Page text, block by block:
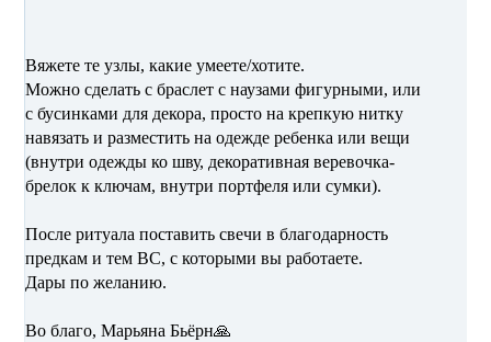
Вяжете те узлы, какие умеете/хотите.
Можно сделать с браслет с наузами фигурными, или
с бусинками для декора, просто на крепкую нитку
навязать и разместить на одежде ребенка или вещи
(внутри одежды ко шву, декоративная веревочка-
брелок к ключам, внутри портфеля или сумки).
После ритуала поставить свечи в благодарность
предкам и тем ВС, с которыми вы работаете.
Дары по желанию.
Во благо, Марьяна Бьёрн🙏